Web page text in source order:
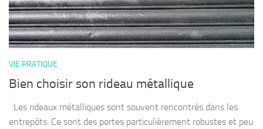
VIE PRATIQUE
Bien choisir son rideau métallique
Les rideaux métalliques sont souvent rencontrés dans les
entrepôts. Ce sont des portes particulièrement robustes et peu